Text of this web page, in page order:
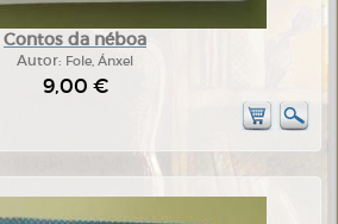
Contos da néboa
Autor: Fole, Ánxel
9,00 €